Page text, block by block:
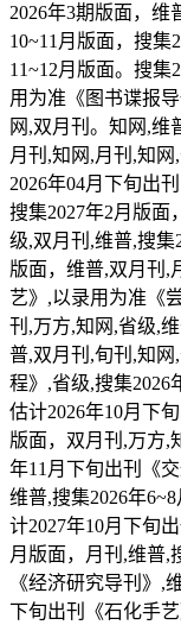
2026年3期版面，
10~11月版面，搜集
11~12月版面。搜集
用为准《图书谍报
网,双月刊。知网,维
月刊,知网,月刊,知
2026年04月下旬出
搜集2027年2月版面
级,双月刊,维普,搜集
版面，维普,双月刊,
艺》,以录用为准《
刊,万方,知网,省级,
普,双月刊,旬刊,知网
程》,省级,搜集2026
估计2026年10月下
版面，双月刊,万方,
年11月下旬出刊《
维普,搜集2026年
计2027年10月下旬
月版面，月刊,维普,
《经济研究导刊》,
下旬出刊《石化手